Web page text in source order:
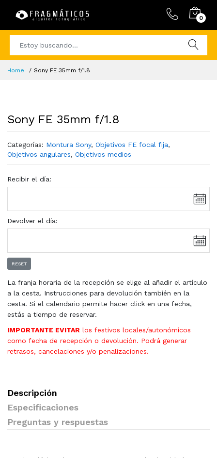
0
Home Sony FE 35mm f/1.8
Sony FE 35mm f/1.8
Categorías: Montura Sony, Objetivos FE focal fija,
Objetivos angulares, Objetivos medios
Recibir el día:
Devolver el día:
RESET
La franja horaria de la recepción se elige al añadir el artículo
a la cesta. Instrucciones para devolución también en la
cesta. Si el calendario permite hacer click en una fecha,
estás a tiempo de reservar.
IMPORTANTE EVITAR los festivos locales/autonómicos
como fecha de recepción o devolución. Podrá generar
retrasos, cancelaciones y/o penalizaciones.
Descripción
Especificaciones
Preguntas y respuestas